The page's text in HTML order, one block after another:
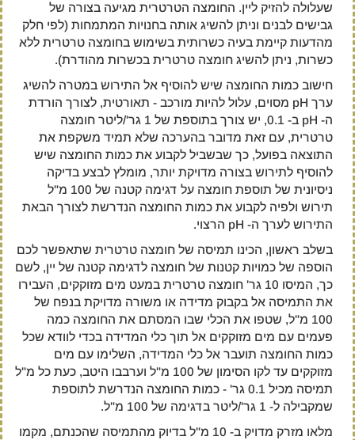
שעלולה להזיק ליין. החומצה הטרטרית מגיעה בצורה של
גבישים לבנים וניתן להשיג אותה בחנויות המתמחות (לפי חלק
מהדעות קיימת בעיה כשרותית בשימוש בחומצה טרטרית ללא
כשרות, ניתן להשיג חומצה טרטרית בכשרות מהודרת).
חישוב כמות החומצה שיש להוסיף אל התירוש במטרה להשיג
ערך pH מסוים, עלול להיות מורכב - תאורטית, לצורך הורדת
ה- pH ב- 0.1, יש צורך בתוספת של 1 גר'/ליטר חומצה
טרטרית, עם זאת מדובר בהערכה שלא תמיד משקפת את
התוצאה בפועל, כך שבשביל לקבוע את כמות החומצה שיש
להוסיף לתירוש בצורה מדויקת יותר, מומלץ לבצע בדיקה
ניסיונית של תוספת חומצה על דגימה קטנה של 100 מ"ל
תירוש ולפיה לקבוע את כמות החומצה הנדרשת לצורך הבאת
התירוש לערך ה- pH הרצוי.
בשלב ראשון, הכינו תמיסה של חומצה טרטרית שתאפשר לכם
הוספה של כמויות קטנות של חומצה לדגימה קטנה של יין, לשם
כך, המיסו 10 גר' חומצה טרטרית במעט מים מזוקקים, העבירו
את התמיסה אל בקבוק מדידה או משורה מדויקת בנפח של
100 מ"ל, שטפו את הכלי שבו המסתם את החומצה כמה
פעמים עם מים מזוקקים אל תוך כלי המדידה בכדי לוודא שכל
כמות החומצה תועבר אל כלי המדידה, השלימו עם מים
מזוקקים עד לקו הסימון של 100 מ"ל וערבבו היטב, כעת כל מ"ל
תמיסה מכיל 0.1 גר' - כמות החומצה הנדרשת לתוספת
שמקבילה ל- 1 גר'/ליטר בדגימה של 100 מ"ל.
מלאו מזרק מדויק ב- 10 מ"ל בדיוק מהתמיסה שהכנתם, מקמו